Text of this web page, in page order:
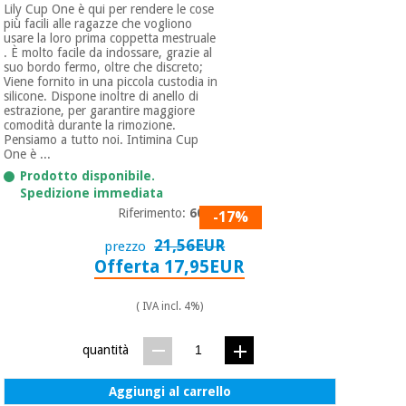
Lily Cup One è qui per rendere le cose
più facili alle ragazze che vogliono
usare la loro prima coppetta mestruale
. È molto facile da indossare, grazie al
suo bordo fermo, oltre che discreto;
Viene fornito in una piccola custodia in
silicone. Dispone inoltre di anello di
estrazione, per garantire maggiore
comodità durante la rimozione.
Pensiamo a tutto noi. Intimina Cup
One è ...
Prodotto disponibile.
Spedizione immediata
Riferimento: 6065-17%
prezzo 21,56EUR
Offerta 17,95EUR
( IVA incl. 4%)
quantità
Aggiungi al carrello